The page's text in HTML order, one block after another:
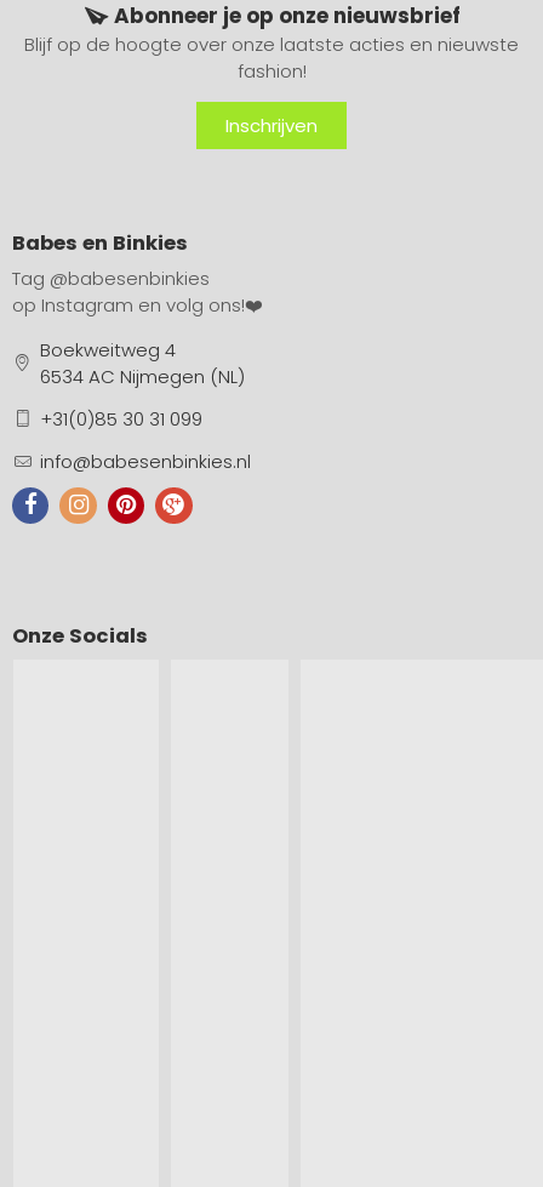
Abonneer je op onze nieuwsbrief
Blijf op de hoogte over onze laatste acties en nieuwste
fashion!
Inschrijven
Babes en Binkies
Tag @babesenbinkies
op Instagram en volg ons!❤️
Boekweitweg 4
6534 AC Nijmegen (NL)
+31(0)85 30 31 099
info@babesenbinkies.nl
Onze Socials